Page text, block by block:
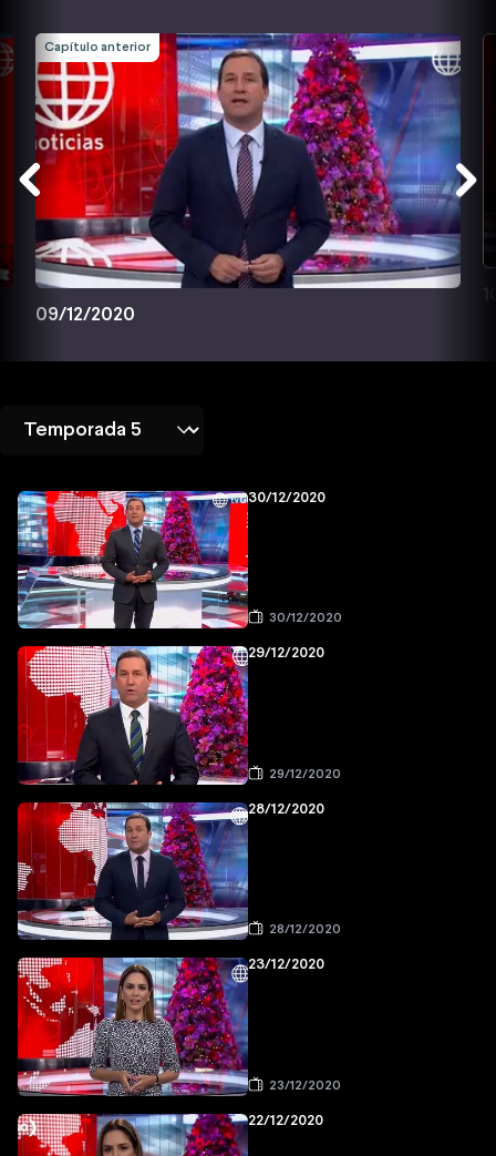
Capítulo anterior
09/12/2020
30/12/2020
30/12/2020
29/12/2020
29/12/2020
28/12/2020
28/12/2020
23/12/2020
23/12/2020
22/12/2020